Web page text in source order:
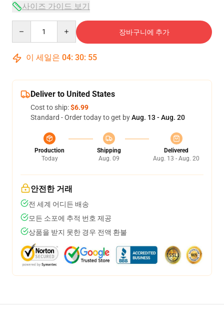
사이즈 가이드 보기
장바구니에 추가
이 세일은 04: 30: 54
Deliver to United States
Cost to ship:$6.99
Standard - Order today to get byAug. 13 - Aug. 20
Production
Today
Shipping
Aug. 09
Delivered
Aug. 13 - Aug. 20
안전한 거래
전 세계 어디든 배송
모든 소포에 추적 번호 제공
상품을 받지 못한 경우 전액 환불